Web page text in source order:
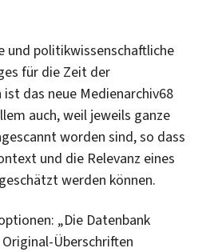
und politikwissenschaftliche
für die Zeit der
das neue Medienarchiv68
auch, weil jeweils ganze
worden sind, so dass
und die Relevanz eines
werden können.
„Die Datenbank
Überschriften